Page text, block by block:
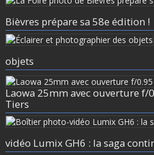
Bièvres prépare sa 58e édition !
objets
Laowa 25mm avec ouverture
Tiers
vidéo Lumix GH6 : la saga